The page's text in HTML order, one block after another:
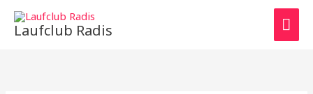
Zum
InhaltLaufclub Radis